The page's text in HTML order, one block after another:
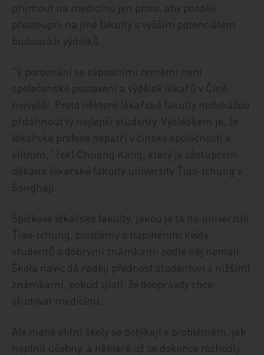
přijmout na medicínu jen proto, aby později
přestoupili na jiné fakulty s vyšším potenciálem
budoucích výdělků.
"V porovnání se západními zeměmi není
společenské postavení a výdělek lékařů v Číně
nejvyšší. Proto některé lékařské fakulty nedokážou
přitáhnout ty nejlepší studenty. Výsledkem je, že
lékařská profese nepatří v čínské společnosti k
elitním," řekl Chuang Kang, který je zástupcem
děkana lékařské fakulty univerzity Ťiao-tchung v
Šanghaji.
Špičkové lékařské fakulty, jakou je ta na univerzitě
Ťiao-tchung, problémy s naplněním kvóty
studentů s dobrými známkami podle něj nemají.
Škola navíc dá raději přednost studentovi s nižšími
známkami, pokud zjistí, že doopravdy chce
studovat medicínu.
Ale méně elitní školy se potýkají s problémem, jak
naplnit učebny, a některé už se dokonce rozhodly